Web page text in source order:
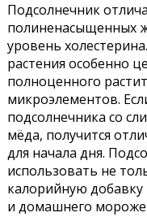
Подсолнечник
полиненасыщенных
уровень
растения особенно
полноценного
микроэлементов.
подсолнечника со
мёда, получится
для начала дня.
использовать не
калорийную добавку
и домашнего